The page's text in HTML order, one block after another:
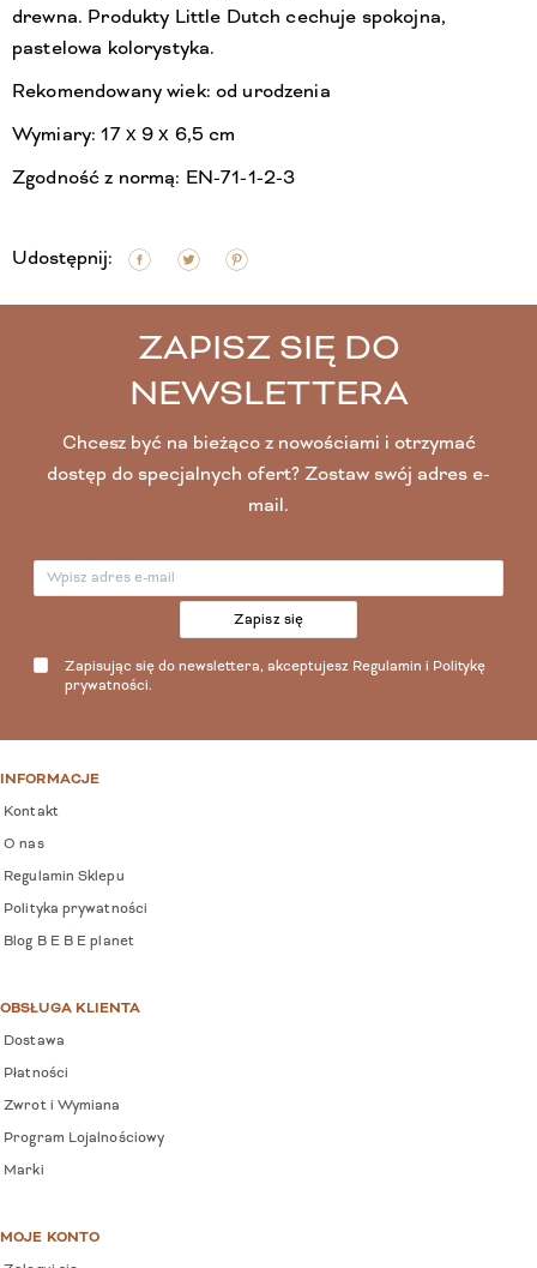
drewna. Produkty Little Dutch cechuje spokojna,
pastelowa kolorystyka.
Rekomendowany wiek: od urodzenia
Wymiary: 17 x 9 x 6,5 cm
Zgodność z normą: EN-71-1-2-3
Udostępnij:
ZAPISZ SIĘ DO
NEWSLETTERA
Chcesz być na bieżąco z nowościami i otrzymać
dostęp do specjalnych ofert? Zostaw swój adres e-
mail.
Zapisz się
Zapisując się do newslettera, akceptujesz Regulamin i Politykę
prywatności.
INFORMACJE
Kontakt
O nas
Regulamin Sklepu
Polityka prywatności
Blog B E B E planet
OBSŁUGA KLIENTA
Dostawa
Płatności
Zwrot i Wymiana
Program Lojalnościowy
Marki
MOJE KONTO